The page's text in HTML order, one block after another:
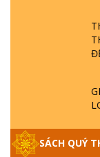
SÁCH QUÝ